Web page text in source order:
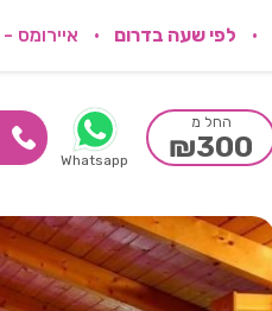
לפי שעה בדרום איירומס - IROOMS
Whatsapp
החל מ
₪300